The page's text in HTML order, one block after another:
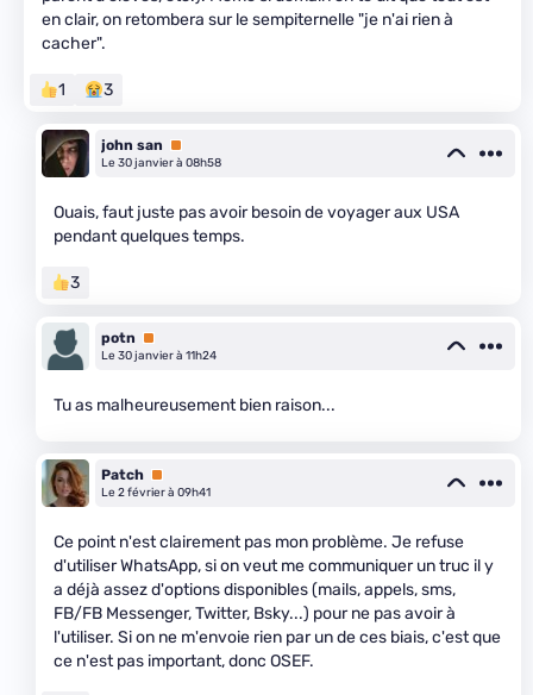
en clair, on retombera sur le sempiternelle "je n'ai rien à
cacher".
1 3
john san
Premium
Le 30 janvier à 08h58
Ouais, faut juste pas avoir besoin de voyager aux USA
pendant quelques temps.
3
potn
Premium
Le 30 janvier à 11h24
Tu as malheureusement bien raison...
Patch Premium
Le 2 février à 09h41
Ce point n'est clairement pas mon problème. Je refuse
d'utiliser WhatsApp, si on veut me communiquer un truc il y
a déjà assez d'options disponibles (mails, appels, sms,
FB/FB Messenger, Twitter, Bsky...) pour ne pas avoir à
l'utiliser. Si on ne m'envoie rien par un de ces biais, c'est que
ce n'est pas important, donc OSEF.